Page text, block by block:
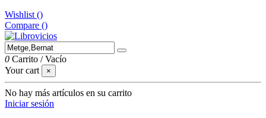
Wishlist ()
Compare ()
0 Carrito /Vacío
Your cart
×
No hay más artículos en su carrito
Iniciar sesión